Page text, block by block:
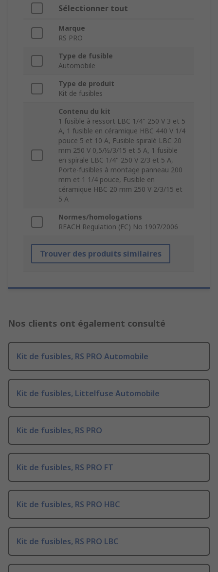
Sélectionner tout
Marque
RS PRO
Type de fusible
Automobile
Type de produit
Kit de fusibles
Contenu du kit
1 fusible à ressort LBC 1/4" 250 V 3 et 5
A, 1 fusible en céramique HBC 440 V 1/4
pouce 5 et 10 A, Fusible spiralé LBC 20
mm 250 V 0,5/½/3/15 et 5 A, 1 fusible
en spirale LBC 1/4" 250 V 2/3 et 5 A,
Porte-fusibles à montage panneau 200
mm et 1 1/4 pouce, Fusible en
céramique HBC 20 mm 250 V 2/3/15 et
5 A
Normes/homologations
REACH Regulation (EC) No 1907/2006
Trouver des produits similaires
Nos clients ont également consulté
Kit de fusibles, RS PRO Automobile
Kit de fusibles, Littelfuse Automobile
Kit de fusibles, RS PRO
Kit de fusibles, RS PRO FT
Kit de fusibles, RS PRO HBC
Kit de fusibles, RS PRO LBC